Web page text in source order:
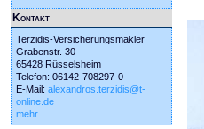
Kontakt
Terzidis-Versicherungsmakler
Grabenstr. 30
65428 Rüsselsheim
Telefon: 06142-708297-0
E-Mail: alexandros.terzidis@t-
online.de
mehr...